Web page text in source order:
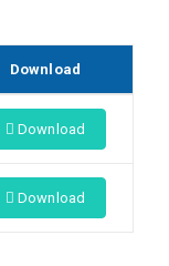
Download
Download
Download